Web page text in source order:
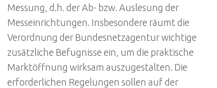
Messung, d.h. der Ab- bzw. Auslesung der
Messeinrichtungen. Insbesondere räumt die
Verordnung der Bundesnetzagentur wichtige
zusätzliche Befugnisse ein, um die praktische
Marktöffnung wirksam auszugestalten. Die
erforderlichen Regelungen sollen auf der